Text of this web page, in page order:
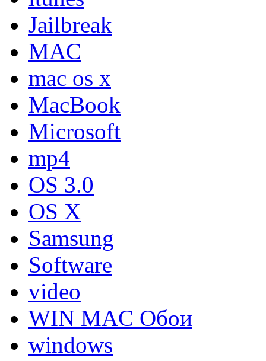
Jailbreak
MAC
mac os x
MacBook
Microsoft
mp4
OS 3.0
OS X
Samsung
Software
video
WIN MAC Обои
windows